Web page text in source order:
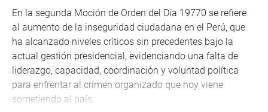
En la segunda Moción de Orden del Día 19770 se refiere
al aumento de la inseguridad ciudadana en el Perú, que
ha alcanzado niveles críticos sin precedentes bajo la
actual gestión presidencial, evidenciando una falta de
liderazgo, capacidad, coordinación y voluntad política
para enfrentar al crimen organizado que hoy viene
sometiendo al país.